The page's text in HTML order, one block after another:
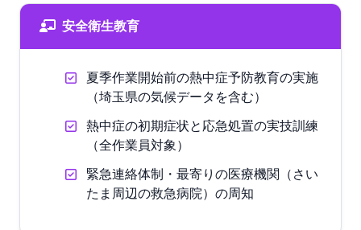
安全衛生教育
夏季作業開始前の熱中症予防教育の実施
（埼玉県の気候データを含む）
熱中症の初期症状と応急処置の実技訓練
（全作業員対象）
緊急連絡体制・最寄りの医療機関（さい
たま周辺の救急病院）の周知